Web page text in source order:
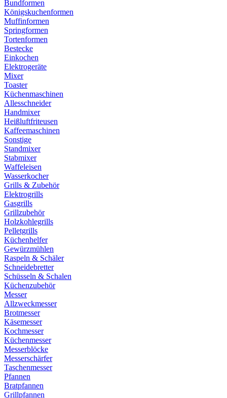
Bundformen
Königskuchenformen
Muffinformen
Springformen
Tortenformen
Bestecke
Einkochen
Elektrogeräte
Mixer
Toaster
Küchenmaschinen
Allesschneider
Handmixer
Heißluftfriteusen
Kaffeemaschinen
Sonstige
Standmixer
Stabmixer
Waffeleisen
Wasserkocher
Grills & Zubehör
Elektrogrills
Gasgrills
Grillzubehör
Holzkohlegrills
Pelletgrills
Küchenhelfer
Gewürzmühlen
Raspeln & Schäler
Schneidebretter
Schüsseln & Schalen
Küchenzubehör
Messer
Allzweckmesser
Brotmesser
Käsemesser
Kochmesser
Küchenmesser
Messerblöcke
Messerschärfer
Taschenmesser
Pfannen
Bratpfannen
Grillpfannen